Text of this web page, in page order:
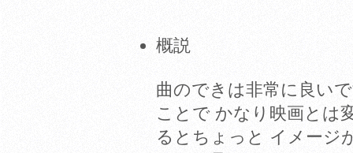
概説
曲のできは非常に良い
ことで かなり映画とは
るとちょっと イメージ